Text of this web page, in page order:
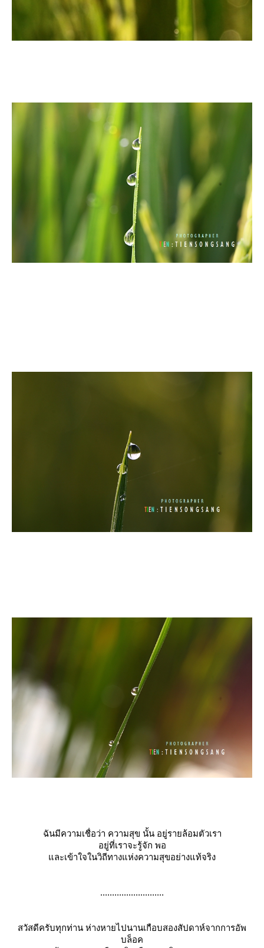
ฉันมีความเชื่อว่า ความสุข นั้น อยู่รายล้อมตัวเรา
อยู่ที่เราจะรู้จัก พอ
ละเข้าใจในวิถีทางแห่งความสุขอย่างแท้จริง
...........................
สวัสดีครับทุกท่าน ห่างหายไปนานเกือบสองสัปดาห์จากการอัพ
บล็อค